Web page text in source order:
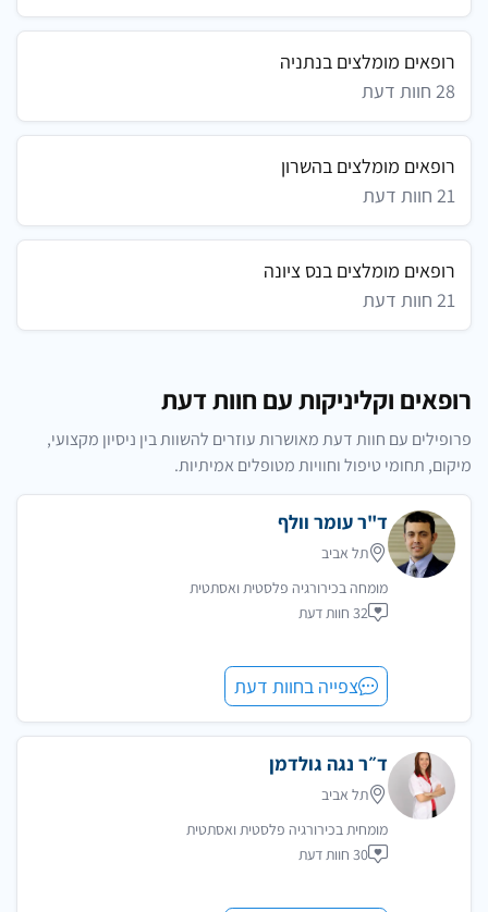
רופאים מומלצים בנתניה
28 חוות דעת
רופאים מומלצים בהשרון
21 חוות דעת
רופאים מומלצים בנס ציונה
21 חוות דעת
רופאים וקליניקות עם חוות דעת
פרופילים עם חוות דעת מאושרות עוזרים להשוות בין ניסיון מקצועי,
מיקום, תחומי טיפול וחוויות מטופלים אמיתיות.
ד"ר עומר וולף
תל אביב
מומחה בכירורגיה פלסטית ואסתטית
32 חוות דעת
צפייה בחוות דעת
ד״ר נגה גולדמן
תל אביב
מומחית בכירורגיה פלסטית ואסתטית
30 חוות דעת